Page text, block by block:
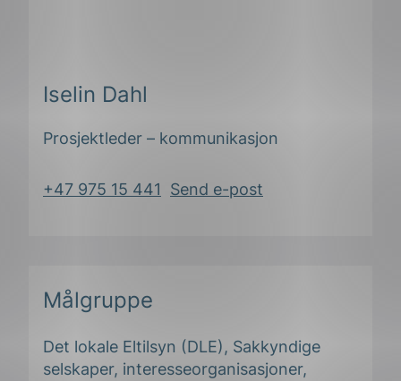
Iselin Dahl
Prosjektleder – kommunikasjon
+47 975 15 441 Send e-post
Målgruppe
Det lokale Eltilsyn (DLE), Sakkyndige
selskaper, interesseorganisasjoner,